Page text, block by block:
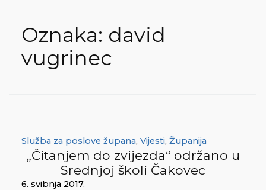
Oznaka: david
vugrinec
Služba za poslove župana, Vijesti, Županija
„Čitanjem do zvijezda“ održano u
Srednjoj školi Čakovec
6. svibnja 2017.